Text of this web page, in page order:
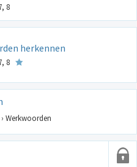
8
herkennen
8
Werkwoorden